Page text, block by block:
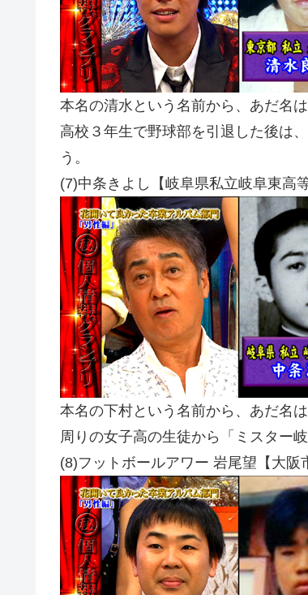
本名の清水という名前から、あだ名
高校３年生で野球部を引退した後は
う。
(7)中条きよし【岐阜県私立岐阜東高
本名の下村という名前から、あだ名は
周りの女子高の生徒から「ミスター
(8)フットボールアワー 岩尾望【大阪